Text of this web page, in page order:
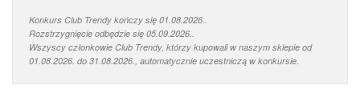
Konkurs Club Trendy kończy się 01.08.2026..
Rozstrzygnięcie odbędzie się 05.09.2026..
Wszyscy członkowie Club Trendy, którzy kupowali w naszym sklepie od
01.08.2026. do 31.08.2026., automatycznie uczestniczą w konkursie.